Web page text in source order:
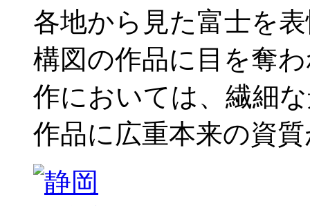
各地から見た富士を
構図の作品に目を奪
作においては、繊細
作品に広重本来の資